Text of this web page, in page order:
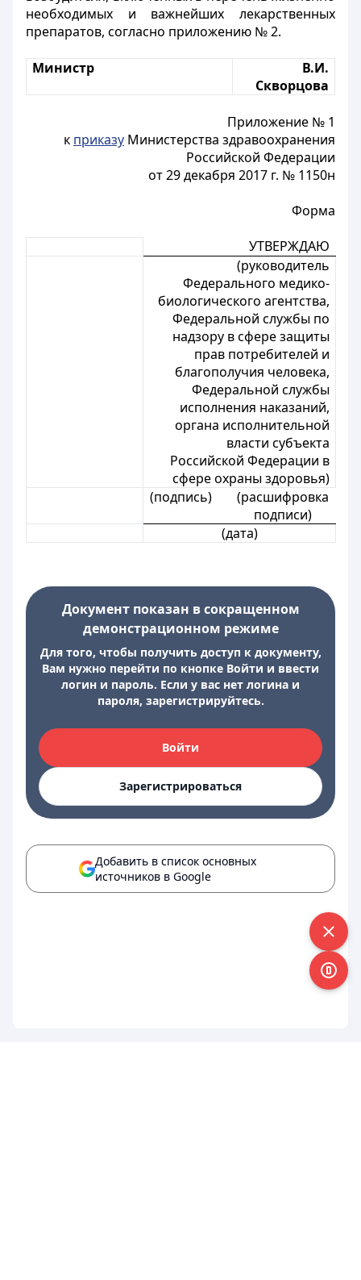
необходимых и важнейших лекарственных
препаратов, согласно приложению № 2.
Министр
В.И.
Скворцова
Приложение № 1
к приказу Министерства здравоохранения
Российской Федерации
от 29 декабря 2017 г. № 1150н
Форма
УТВЕРЖДАЮ
(руководитель
Федерального медико-
биологического агентства,
Федеральной службы по
надзору в сфере защиты
прав потребителей и
благополучия человека,
Федеральной службы
исполнения наказаний,
органа исполнительной
власти субъекта
Российской Федерации в
сфере охраны здоровья)
(подпись)
(расшифровка
подписи)
(дата)
Документ показан в сокращенном
демонстрационном режиме
Для того, чтобы получить доступ к документу,
Вам нужно перейти по кнопке Войти и ввести
логин и пароль. Если у вас нет логина и
пароля, зарегистрируйтесь.
Войти
Зарегистрироваться
Добавить в список основных
источников в Google